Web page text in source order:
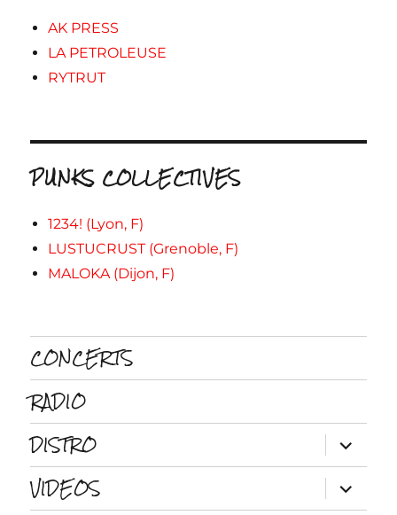
AK PRESS
LA PETROLEUSE
RYTRUT
PUNKS COLLECTIVES
1234! (Lyon, F)
LUSTUCRUST (Grenoble, F)
MALOKA (Dijon, F)
CONCERTS
RADIO
DISTRO
ouvrir
le
sous-
menu
VIDEOS ouvrir
le